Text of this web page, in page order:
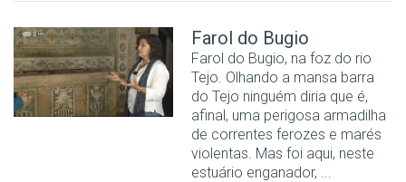
Farol do Bugio
Farol do Bugio, na foz do rio
Tejo. Olhando a mansa barra
do Tejo ninguém diria que é,
afinal, uma perigosa armadilha
de correntes ferozes e marés
violentas. Mas foi aqui, neste
estuário enganador, ...